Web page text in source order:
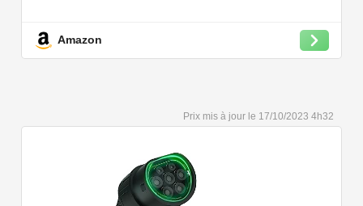
Convient à une installation à l'intérieur et à l'extérieur,
Capacité de charge à puissance réglable jusqu'à 22
kW. Câble de charge Type 2 de 5 ou 7 mètres de long.
Compatible avec tous les compteurs d'énergie Wallbox
permettant d'éviter les pannes de courant, les surprises
Amazon
17/10/2023 4h32